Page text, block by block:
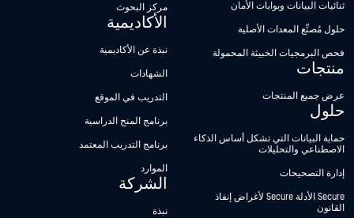
ثنائيات البيانات وبوابات الأمان
حلول مُصنِّع المعدات الأصلية
فحص البرمجيات الخبيثة المحمولة
منتجات
عرض جميع المنتجات
حلول
حماية البيانات التي تشكل أساس الذكاء
الاصطناعي والتحليلات
إدارة التصحيحات
Secure الأدلة Secure لأغراض إنفاذ
القانون
مركز البحوث
الأكاديمية
نبذة عن الأكاديمية
الشهادات
التدريب في الموقع
برنامج المنح الدراسية
برنامج التدريب المعتمد
الموارد
الشركة
نبذة